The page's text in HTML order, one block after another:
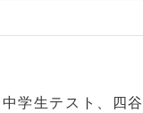
学生テスト、四